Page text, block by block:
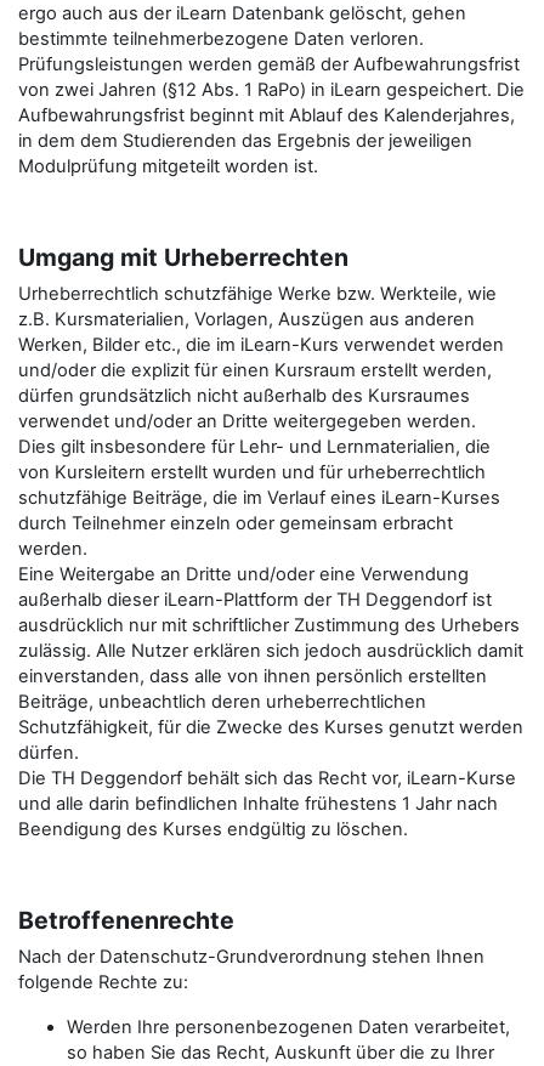
ergo auch aus der iLearn Datenbank gelöscht, gehen
bestimmte teilnehmerbezogene Daten verloren.
Prüfungsleistungen werden gemäß der Aufbewahrungsfrist
von zwei Jahren (§12 Abs. 1 RaPo) in iLearn gespeichert. Die
Aufbewahrungsfrist beginnt mit Ablauf des Kalenderjahres,
in dem dem Studierenden das Ergebnis der jeweiligen
Modulprüfung mitgeteilt worden ist.
Umgang mit Urheberrechten
Urheberrechtlich schutzfähige Werke bzw. Werkteile, wie
z.B. Kursmaterialien, Vorlagen, Auszügen aus anderen
Werken, Bilder etc., die im iLearn-Kurs verwendet werden
und/oder die explizit für einen Kursraum erstellt werden,
dürfen grundsätzlich nicht außerhalb des Kursraumes
verwendet und/oder an Dritte weitergegeben werden.
Dies gilt insbesondere für Lehr- und Lernmaterialien, die
von Kursleitern erstellt wurden und für urheberrechtlich
schutzfähige Beiträge, die im Verlauf eines iLearn-Kurses
durch Teilnehmer einzeln oder gemeinsam erbracht
werden.
Eine Weitergabe an Dritte und/oder eine Verwendung
außerhalb dieser iLearn-Plattform der TH Deggendorf ist
ausdrücklich nur mit schriftlicher Zustimmung des Urhebers
zulässig. Alle Nutzer erklären sich jedoch ausdrücklich damit
einverstanden, dass alle von ihnen persönlich erstellten
Beiträge, unbeachtlich deren urheberrechtlichen
Schutzfähigkeit, für die Zwecke des Kurses genutzt werden
dürfen.
Die TH Deggendorf behält sich das Recht vor, iLearn-Kurse
und alle darin befindlichen Inhalte frühestens 1 Jahr nach
Beendigung des Kurses endgültig zu löschen.
Betroffenenrechte
Nach der Datenschutz-Grundverordnung stehen Ihnen
folgende Rechte zu:
Werden Ihre personenbezogenen Daten verarbeitet,
so haben Sie das Recht, Auskunft über die zu Ihrer